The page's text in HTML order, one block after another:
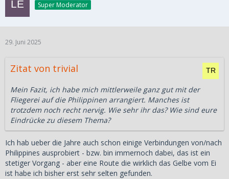
Super Moderator
29. Juni 2025
Zitat von trivial
Mein Fazit, ich habe mich mittlerweile ganz gut mit der
Fliegerei auf die Philippinen arrangiert. Manches ist
trotzdem noch recht nervig. Wie sehr ihr das? Wie sind eure
Eindrücke zu diesem Thema?
Ich hab ueber die Jahre auch schon einige Verbindungen von/nach
Philippines ausprobiert - bzw. bin immernoch dabei, das ist ein
stetiger Vorgang - aber eine Route die wirklich das Gelbe vom Ei
ist habe ich bisher erst sehr selten gefunden.